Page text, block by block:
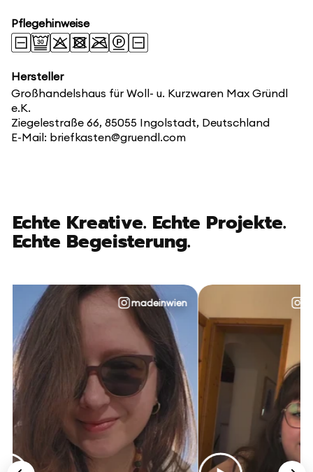
Pflegehinweise
Hersteller
Großhandelshaus für Woll- u. Kurzwaren Max Gründl
e.K.
Ziegelestraße 66, 85055 Ingolstadt, Deutschland
E-Mail: briefkasten@gruendl.com
Echte Kreative. Echte Projekte.
Echte Begeisterung.
madeinwien